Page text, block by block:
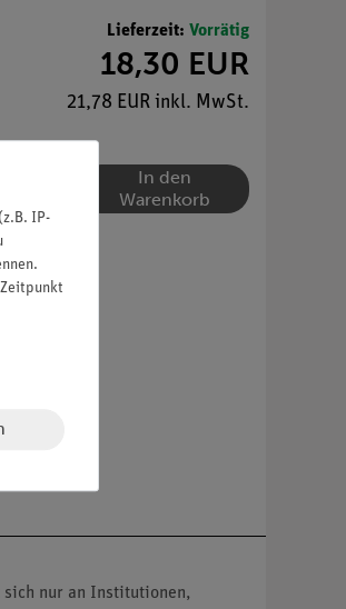
Lieferzeit: Vorrätig
18,30 EUR
21,78 EUR inkl. MwSt.
In den
Warenkorb
nur an Institutionen,
IP-